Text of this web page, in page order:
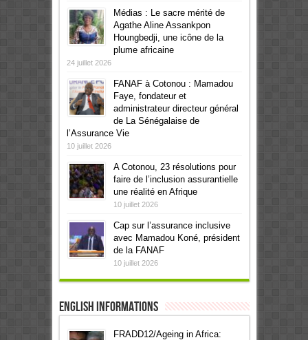
Médias : Le sacre mérité de
Agathe Aline Assankpon
Houngbedji, une icône de la
plume africaine
24 juillet 2026
FANAF à Cotonou : Mamadou
Faye, fondateur et
administrateur directeur général
de La Sénégalaise de
l’Assurance Vie
10 juillet 2026
A Cotonou, 23 résolutions pour
faire de l’inclusion assurantielle
une réalité en Afrique
10 juillet 2026
Cap sur l’assurance inclusive
avec Mamadou Koné, président
de la FANAF
10 juillet 2026
English informations
FRADD12/Ageing in Africa: